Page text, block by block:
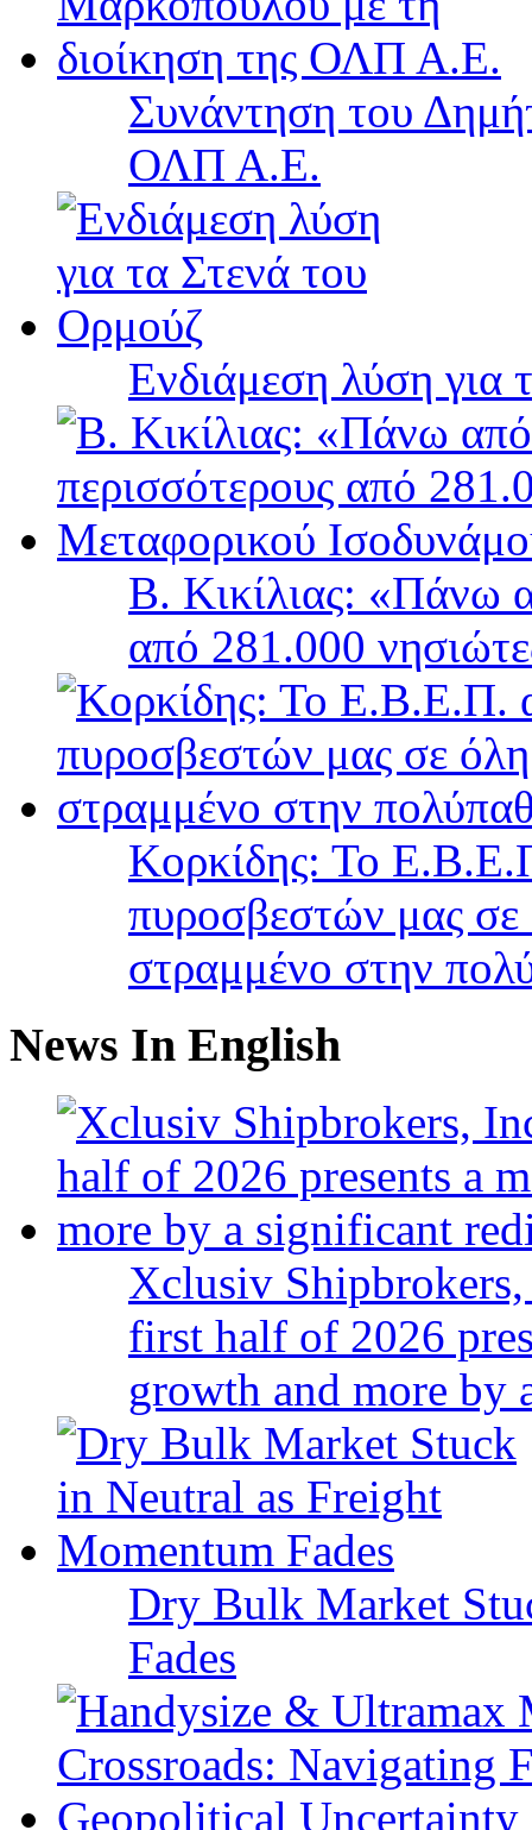
Συνάντηση του
ΟΛΠ Α.Ε.
Ενδιάμεση λύση για
Β. Κικίλιας: «Πάνω
από 281.000
Κορκίδης: Το
πυροσβεστών μας σε
στραμμένο στην
News In English
Xclusiv
first half of 2026
growth and more
Dry Bulk Market
Fades